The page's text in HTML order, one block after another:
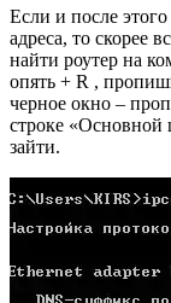
Если и после
адреса, то скорее
найти роутер на
опять + R ,
черное окно –
строке «Основной
зайти.